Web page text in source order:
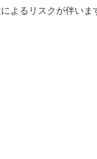
よるリスクが伴いま